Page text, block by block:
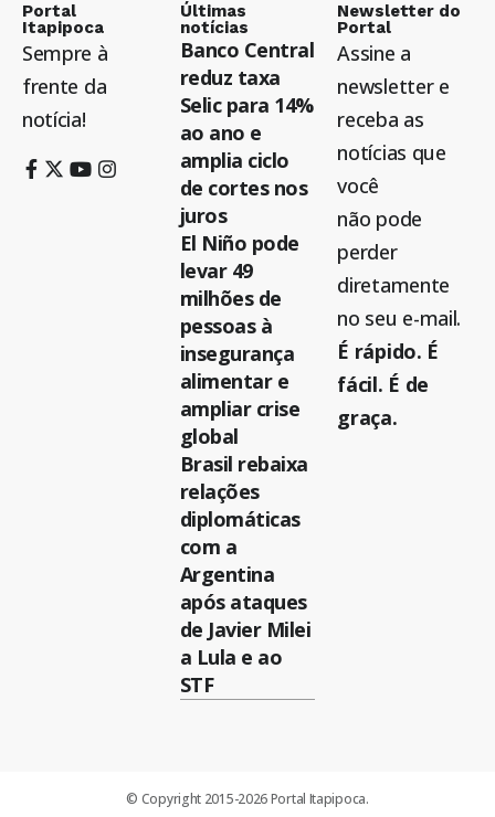
Portal
Itapipoca
Sempre à
frente da
notícia!
Últimas
notícias
Banco Central
reduz taxa
Selic para 14%
ao ano e
amplia ciclo
de cortes nos
juros
El Niño pode
levar 49
milhões de
pessoas à
insegurança
alimentar e
ampliar crise
global
Brasil rebaixa
relações
diplomáticas
com a
Argentina
após ataques
de Javier Milei
a Lula e ao
STF
Newsletter do
Portal
Assine a
newsletter e
receba as
notícias que
você
não pode
perder
diretamente
no seu e-mail.
É rápido. É
fácil. É de
graça.
© Copyright 2015-2026 Portal Itapipoca.